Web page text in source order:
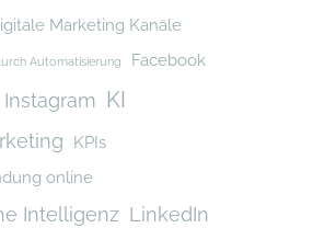
Marketing Kanäle
Automatisierung Facebook
Instagram KI
KPIs
online
Intelligenz LinkedIn